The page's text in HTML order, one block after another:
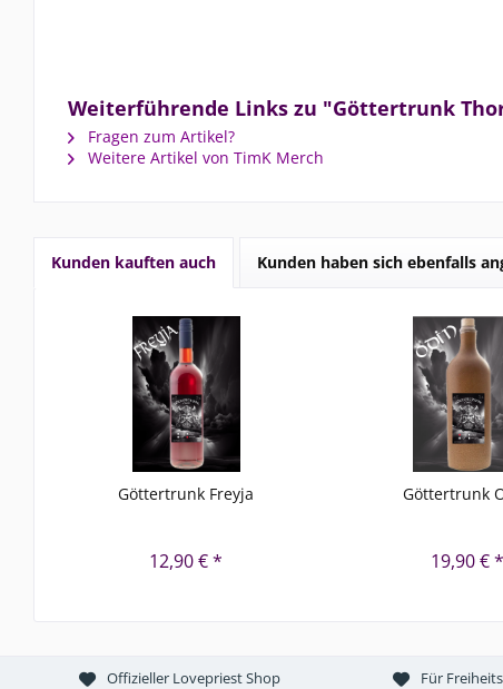
Weiterführende Links zu "Göttertrunk
Fragen zum Artikel?
Weitere Artikel von TimK Merch
Kunden kauften auch Kunden haben sich ebenfalls
Göttertrunk Freyja
12,90 € *
Göttertrunk
19,90 € *
Offizieller Lovepriest Shop Für